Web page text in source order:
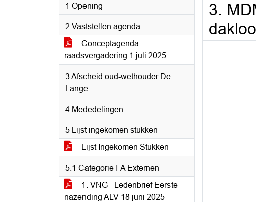
1 Opening
2 Vaststellen agenda
Conceptagenda
raadsvergadering 1 juli 2025
3 Afscheid oud-wethouder De
Lange
4 Mededelingen
5 Lijst ingekomen stukken
Lijst Ingekomen Stukken
5.1 Categorie I-A Externen
1. VNG - Ledenbrief Eerste
nazending ALV 18 juni 2025
3.